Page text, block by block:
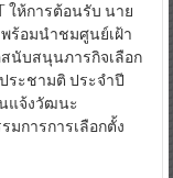
ให้การต้อนรับ นาย
ร้อมนำชมศูนย์เฝ้า
สนับสนุนภารกิจเลือก
ระชามติ ประจำปี
านแจ้งวัฒนะ
การการเลือกตั้ง